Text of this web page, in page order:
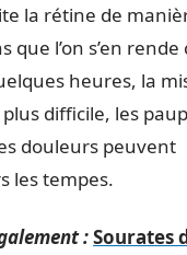
la rétine de
que l’on s’en
heures, la
difficile, les
douleurs peuvent
les tempes.
:Sourates